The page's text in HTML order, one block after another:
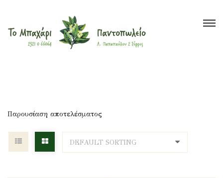
Ξηροί Καρποί
Παρουσίαση αποτελέσματος